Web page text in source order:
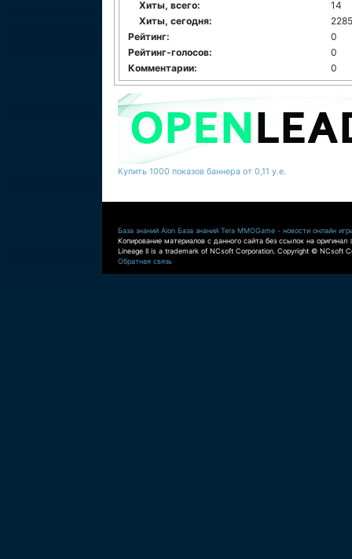
Хиты, всего:
14
Хиты, сегодня:
2285
Рейтинг:
0
Рейтинг-голосов:
0
Комментарии:
0
Купить 1000 показов баннера от 0,11 у.е.
База знаний Aion База знаний Tera MMOGame - новости онлайн
Копирование материалов с данного сайта без ссылок на оригинал
Lineage II is a trademark of NCsoft Corporation. Copyright © NCsoft
Обратная связь